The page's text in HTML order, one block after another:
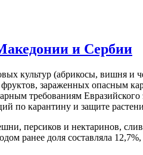
и Сербии
культур (абрикосы, вишня
зараженных опасным
требованиям
по карантину и защите
и нектаринов,
ранее доля составляла